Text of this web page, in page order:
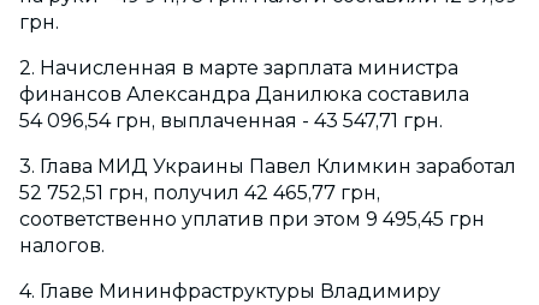
грн.
2. Начисленная в марте зарплата министра
финансов Александра Данилюка составила
54 096,54 грн, выплаченная - 43 547,71 грн.
3. Глава МИД Украины Павел Климкин заработал
52 752,51 грн, получил 42 465,77 грн,
соответственно уплатив при этом 9 495,45 грн
налогов.
4. Главе Мининфраструктуры Владимиру